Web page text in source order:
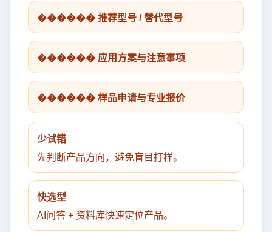
������ 推荐型号 / 替代型号
������ 应用方案与注意事项
������ 样品申请与专业报价
少试错
先判断产品方向，避免盲目打样。
快选型
AI问答 + 资料库快速定位产品。